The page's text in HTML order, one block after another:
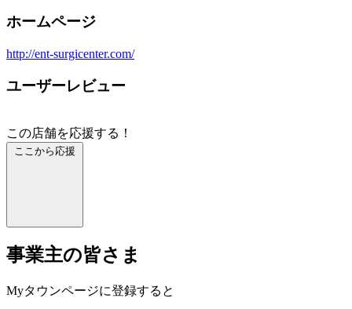
ホームページ
http://ent-surgicenter.com/
ユーザーレビュー
この店舗を応援する！
ここから応援
事業主の皆さま
Myタウンページに登録すると